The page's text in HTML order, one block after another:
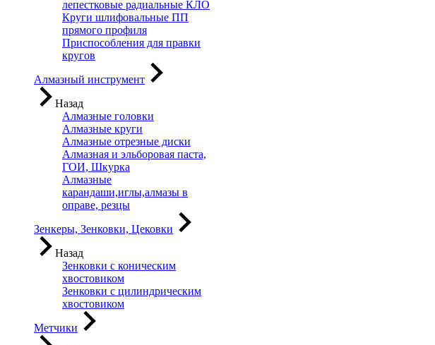
лепестковые радиальные КЛО
Круги шлифовальные ПП
прямого профиля
Приспособления для правки
кругов
Алмазный инструмент
Назад
Алмазные головки
Алмазные круги
Алмазные отрезные диски
Алмазная и эльборовая паста,
ГОИ, Шкурка
Алмазные
карандаши,иглы,алмазы в
оправе, резцы
Зенкеры, Зенковки, Цековки
Назад
Зенковки с коническим
хвостовиком
Зенковки с цилиндрическим
хвостовиком
Метчики